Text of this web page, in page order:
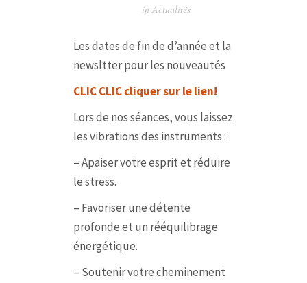
in Actualités
Les dates de fin de d’année et la
newsltter pour les nouveautés
CLIC CLIC cliquer sur le lien!
Lors de nos séances, vous laissez
les vibrations des instruments :
– Apaiser votre esprit et réduire
le stress.
– Favoriser une détente
profonde et un rééquilibrage
énergétique.
– Soutenir votre cheminement